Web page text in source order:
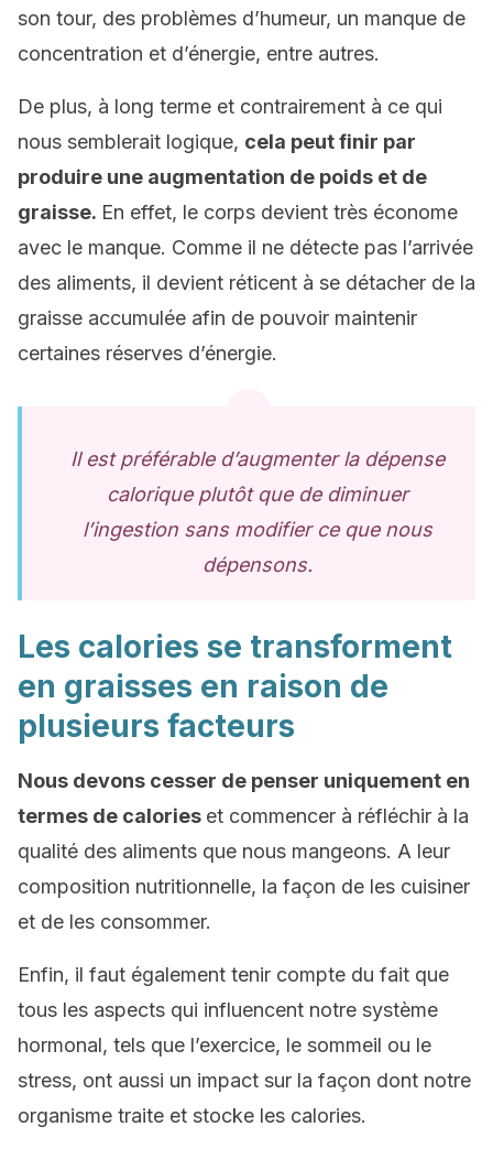
son tour, des problèmes d’humeur, un manque de
concentration et d’énergie, entre autres.
De plus, à long terme et contrairement à ce qui
nous semblerait logique, cela peut finir par
produire une augmentation de poids et de
graisse. En effet, le corps devient très économe
avec le manque. Comme il ne détecte pas l’arrivée
des aliments, il devient réticent à se détacher de la
graisse accumulée afin de pouvoir maintenir
certaines réserves d’énergie.
Il est préférable d’augmenter la dépense
calorique plutôt que de diminuer
l’ingestion sans modifier ce que nous
dépensons.
Les calories se transforment
en graisses en raison de
plusieurs facteurs
Nous devons cesser de penser uniquement en
termes de calories et commencer à réfléchir à la
qualité des aliments que nous mangeons. A leur
composition nutritionnelle, la façon de les cuisiner
et de les consommer.
Enfin, il faut également tenir compte du fait que
tous les aspects qui influencent notre système
hormonal, tels que l’exercice, le sommeil ou le
stress, ont aussi un impact sur la façon dont notre
organisme traite et stocke les calories.